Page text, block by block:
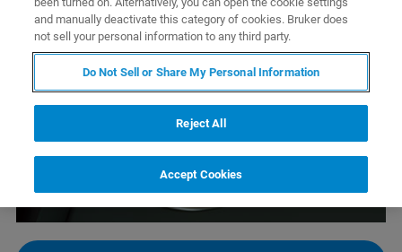
and manually deactivate this category of cookies. Bruker does
not sell your personal information to any third party.
Do Not Sell or Share My Personal Information
Reject All
Accept Cookies